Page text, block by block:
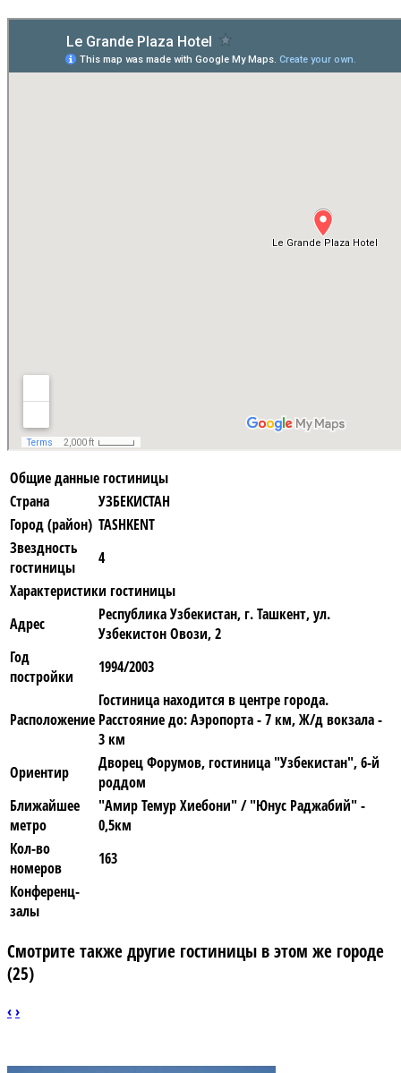
Общие данные гостиницы
Страна
УЗБЕКИСТАН
Город (район) TASHKENT
Звездность
гостиницы
4
Характеристики гостиницы
Адрес
Республика Узбекистан, г. Ташкент, ул.
Узбекистон Овози, 2
Год
постройки
1994/2003
Расположение
Гостиница находится в центре города.
Расстояние до: Аэропорта - 7 км, Ж/д вокзала -
3 км
Ориентир
Дворец Форумов, гостиница "Узбекистан", 6-й
роддом
Ближайшее
метро
"Амир Темур Хиебони" / "Юнус Раджабий" -
0,5км
Кол-во
номеров
163
Конференц-
залы
Смотрите также другие гостиницы в этом же городе
(25)
‹›